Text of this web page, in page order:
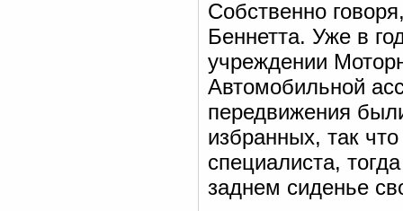
Собственно
Беннетта. Уже в
учреждении
Автомобильной
передвижения
избранных, так
специалиста,
заднем сиденье